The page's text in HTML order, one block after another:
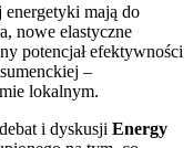
mają do
nowe elastyczne
potencjał efektywności
–
lokalnym.
i dyskusji Energy